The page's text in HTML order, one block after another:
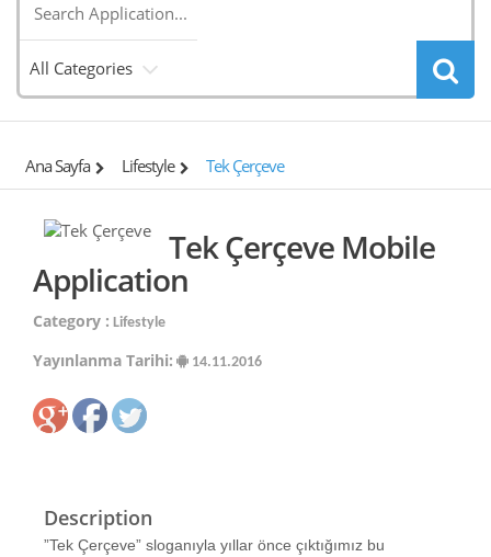
All Categories
Ana Sayfa Lifestyle Tek Çerçeve
Tek Çerçeve Mobile
Application
Category : Lifestyle
Yayınlanma Tarihi: 14.11.2016
Description
”Tek Çerçeve” sloganıyla yıllar önce çıktığımız bu